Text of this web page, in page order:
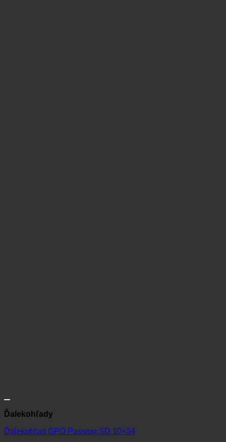
Ďalekohľady
Ďalekohľad GPO Passion SD 10×34